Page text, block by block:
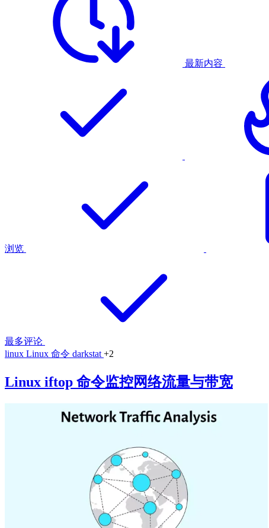
最新内容
浏览
最多评论
linux Linux 命令 darkstat +2
Linux iftop 命令监控网络流量与带宽